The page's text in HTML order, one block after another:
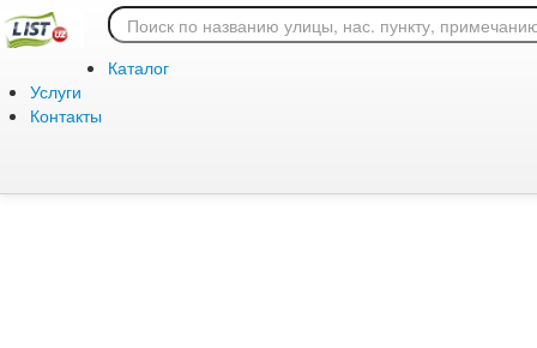
Каталог
Услуги
Контакты
Ошибка 404: страница